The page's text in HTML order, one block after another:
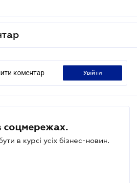
коментар увійти
соцмережах.
в курсі усіх бізнес-новин.